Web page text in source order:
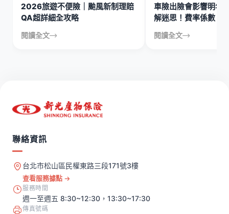
2026旅遊不便險｜颱風新制理賠
QA超詳細全攻略
閱讀全文
車險出險會影響明年
解迷思！費率係數、
說清楚
閱讀全文
聯絡資訊
台北市松山區民權東路三段171號3樓
查看服務據點
服務時間
週一至週五 8:30~12:30，13:30~17:30
傳真號碼